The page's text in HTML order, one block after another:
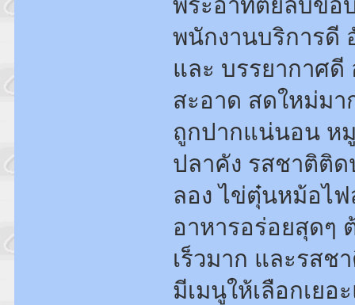
พระอาทิตย์ลับขอ
พนักงานบริการดี
และ บรรยากาศดี
สะอาด สดใหม่ม
ถูกปากแน่นอน ห
ปลาคัง รสชาติติ
ลอง ไข่ตุ๋นหม้อไฟ
อาหารอร่อยสุดๆ
เร็วมาก และรสช
มีเมนูให้เลือกเย